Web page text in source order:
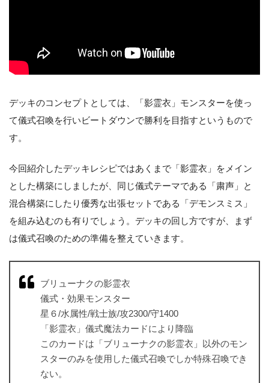
デッキのコンセプトとしては、「影霊衣」モンスターを使っ
て儀式召喚を行いビートダウンで勝利を目指すというもので
す。
今回紹介したデッキレシピではあくまで「影霊衣」をメイン
とした構築にしましたが、同じ儀式テーマである「粛声」と
混合構築にしたり優秀な出張セットである「デモンスミス」
を組み込むのも有りでしょう。デッキの回し方ですが、まず
は儀式召喚のための準備を整えていきます。
ブリューナクの影霊衣
儀式・効果モンスター
星６/水属性/戦士族/攻2300/守1400
「影霊衣」儀式魔法カードにより降臨
このカードは「ブリューナクの影霊衣」以外のモン
スターのみを使用した儀式召喚でしか特殊召喚でき
ない。